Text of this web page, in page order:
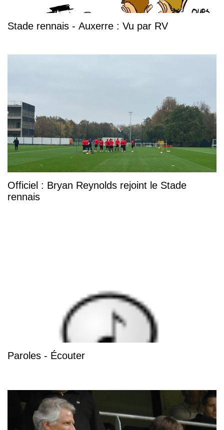
Stade rennais - Auxerre : Vu par RV
Officiel : Bryan Reynolds rejoint le Stade
rennais
Paroles - Écouter